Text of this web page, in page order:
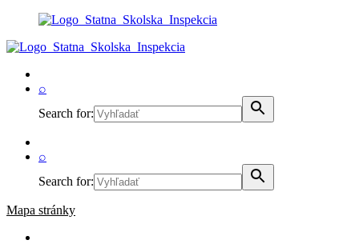
⌕
Search for:
⌕
Search for:
Mapa stránky